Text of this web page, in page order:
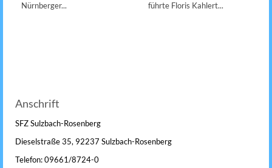
Nürnberger...
führte Floris Kahlert...
Anschrift
SFZ Sulzbach-Rosenberg
Dieselstraße 35, 92237 Sulzbach-Rosenberg
Telefon: 09661/8724-0